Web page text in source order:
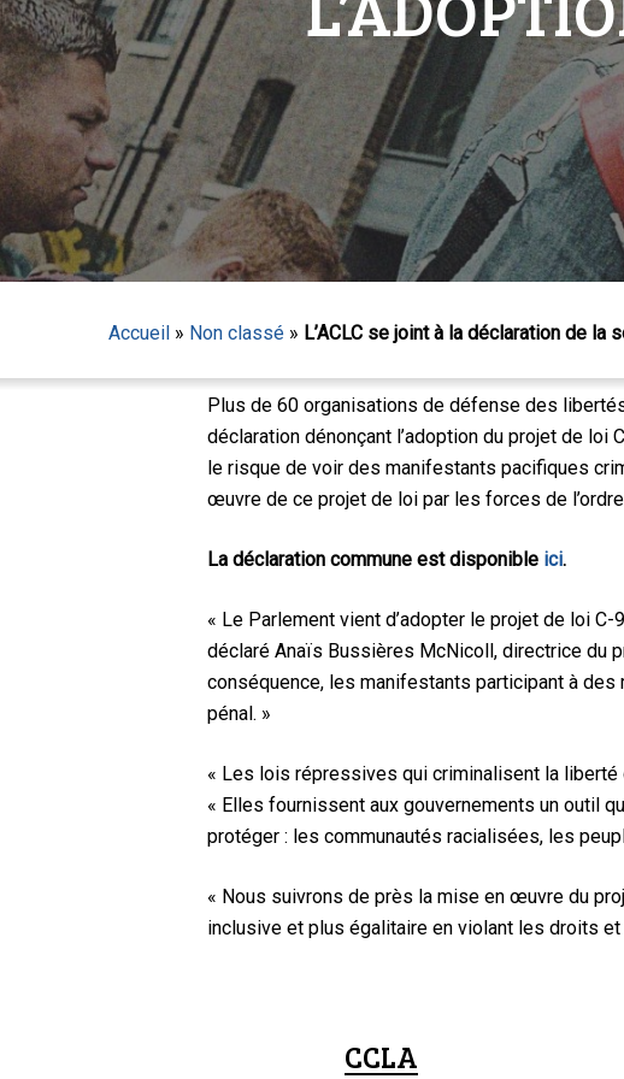
Appuyez sur Entrée pour lancer la recherche ou sur Échap
Accueil » Non classé » L’ACLC se joint à la déclaration de
Plus de 60 organisations de défense des
déclaration dénonçant l’adoption du projet de loi
le risque de voir des manifestants pacifiques
œuvre de ce projet de loi par les forces de
La déclaration commune est disponible ici.
« Le Parlement vient d’adopter le projet de loi
déclaré Anaïs Bussières McNicoll, directrice du
conséquence, les manifestants participant à
pénal. »
« Les lois répressives qui criminalisent la liberté
« Elles fournissent aux gouvernements un outil
protéger : les communautés racialisées, les
« Nous suivrons de près la mise en œuvre du
inclusive et plus égalitaire en violant les droits
CCLA